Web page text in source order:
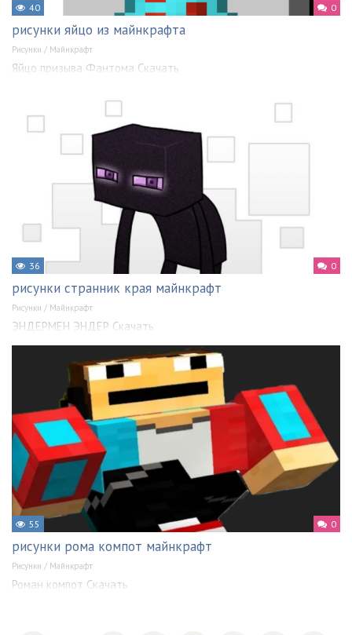
40 0
рисунки яйцо из майнкрафта
Рисунки / Майнкрафт
Яйцо призыва Фантома Скачать
36 0
рисунки странник края майнкрафт
Рисунки / Майнкрафт
ЭНДЕРМЕН ЭНДЕР Скачать
55 0
рисунки рома компот майнкрафт
Рисунки / Майнкрафт
Роман компот Скачать